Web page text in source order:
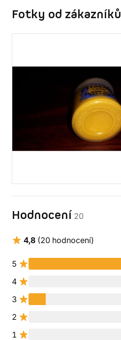
Fotky od zákazníků
Hodnocení 20
4,8 (20 hodnocení)
5
4
3
2
1